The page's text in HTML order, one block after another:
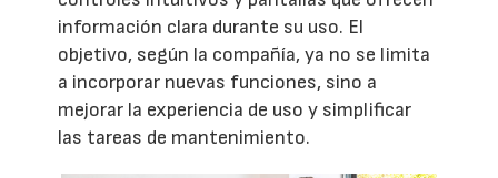
información clara durante su uso. El
objetivo, según la compañía, ya no se limita
a incorporar nuevas funciones, sino a
mejorar la experiencia de uso y simplificar
las tareas de mantenimiento.